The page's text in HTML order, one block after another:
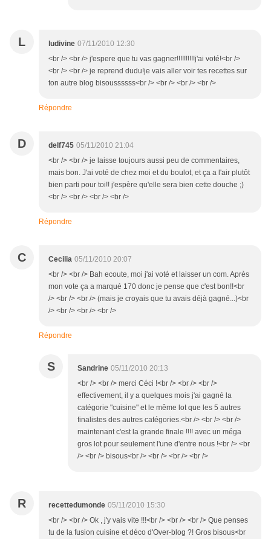
L ludivine 07/11/2010 12:30
<br /> <br /> j'espere que tu vas gagner!!!!!!!!!!j'ai voté!<br />
<br /> <br /> je reprend dudu!je vais aller voir tes recettes sur
ton autre blog bisoussssss<br /> <br /> <br /> <br />
Répondre
D delf745 05/11/2010 21:04
<br /> <br /> je laisse toujours aussi peu de commentaires,
mais bon. J'ai voté de chez moi et du boulot, et ça a l'air plutôt
bien parti pour toi!! j'espère qu'elle sera bien cette douche ;)
<br /> <br /> <br /> <br />
Répondre
C Cecilia 05/11/2010 20:07
<br /> <br /> Bah ecoute, moi j'ai voté et laisser un com. Après
mon vote ça a marqué 170 donc je pense que c'est bon!!<br
/> <br /> <br /> (mais je croyais que tu avais déjà gagné...)<br
/> <br /> <br /> <br />
Répondre
S Sandrine 05/11/2010 20:13
<br /> <br /> merci Céci !<br /> <br /> <br />
effectivement, il y a quelques mois j'ai gagné la
catégorie "cuisine" et le même lot que les 5 autres
finalistes des autres catégories.<br /> <br /> <br />
maintenant c'est la grande finale !!!! avec un méga
gros lot pour seulement l'une d'entre nous !<br /> <br
/> <br /> bisous<br /> <br /> <br /> <br />
R recettedumonde 05/11/2010 15:30
<br /> <br /> Ok , j'y vais vite !!!<br /> <br /> <br /> Que penses
tu de la fusion cuisine et déco d'Over-blog ?! Gros bisous<br